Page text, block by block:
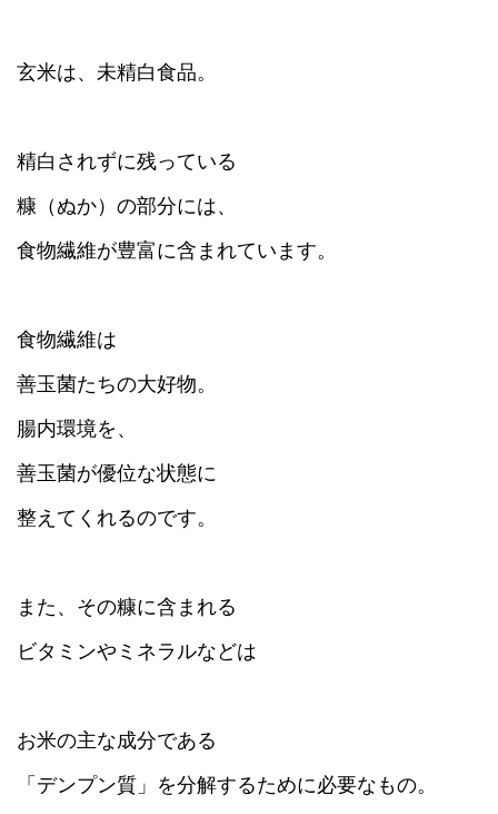
玄米は、未精白食品。
精白されずに残っている
糠（ぬか）の部分には、
食物繊維が豊富に含まれています。
食物繊維は
善玉菌たちの大好物。
腸内環境を、
善玉菌が優位な状態に
整えてくれるのです。
また、その糠に含まれる
ビタミンやミネラルなどは
お米の主な成分である
「デンプン質」を分解するために必要なもの。